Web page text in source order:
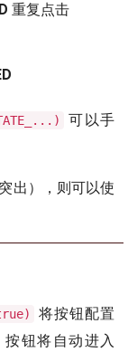
重复点击
可以手
出），则可以使
将按钮配置
钮将自动进入